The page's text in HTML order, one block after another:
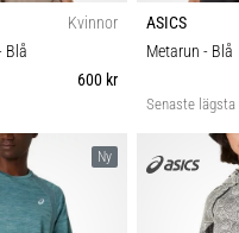
Kvinnor
Blå
600 kr
ASICS
Metarun - Blå
Senaste lägsta
Ny